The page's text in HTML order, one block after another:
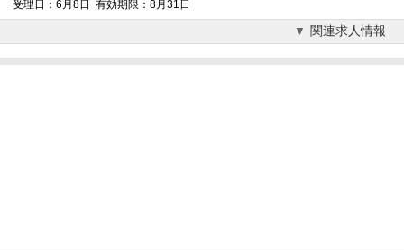
受理日：6月8日 有効期限：8月31日
関連求人情報